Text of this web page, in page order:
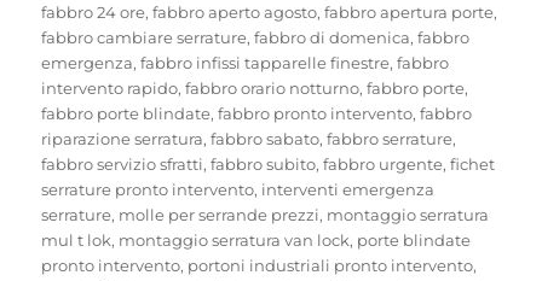
fabbro 24 ore,fabbro aperto agosto,fabbro apertura porte,
fabbro cambiare serrature,fabbro di domenica,fabbro
emergenza,fabbro infissi tapparelle finestre,fabbro
intervento rapido,fabbro orario notturno,fabbro porte,
fabbro porte blindate,fabbro pronto intervento,fabbro
riparazione serratura,fabbro sabato,fabbro serrature,
fabbro servizio sfratti,fabbro subito,fabbro urgente,fichet
serrature pronto intervento, interventi emergenza
serrature, molle per serrande prezzi, montaggio serratura
mul t lok, montaggio serratura van lock, porte blindate
pronto intervento, portoni industriali pronto intervento,